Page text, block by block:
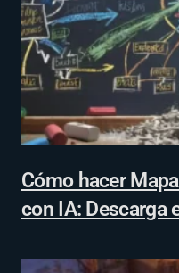
Cómo hacer
con IA: Descarga